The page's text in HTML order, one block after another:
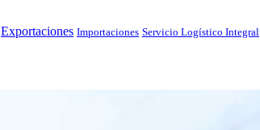
Exportaciones Importaciones Servicio Logístico Integral